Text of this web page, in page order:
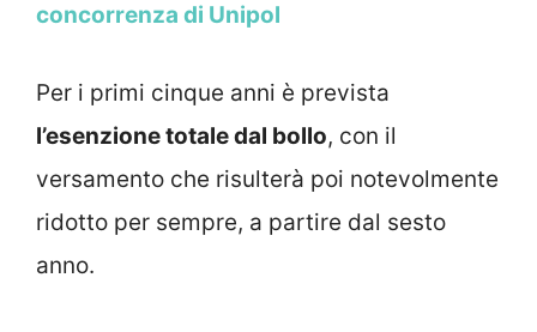
concorrenza di Unipol
Per i primi cinque anni è prevista
l’esenzione totale dal bollo, con il
versamento che risulterà poi notevolmente
ridotto per sempre, a partire dal sesto
anno.